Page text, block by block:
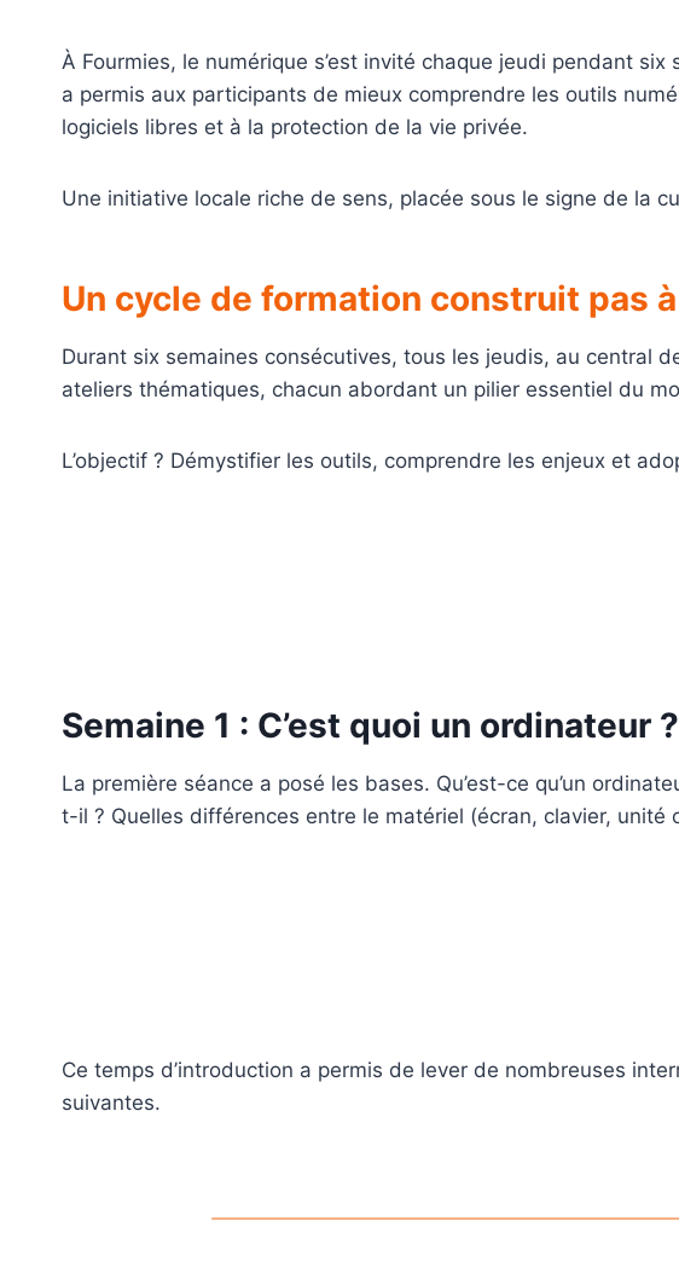
À Fourmies, le numérique s’est invité chaque jeudi pendant
a permis aux participants de mieux comprendre les outils
logiciels libres et à la protection de la vie privée.
Une initiative locale riche de sens, placée sous le signe de la
Un cycle de formation construit pas
Durant six semaines consécutives, tous les jeudis, au central
ateliers thématiques, chacun abordant un pilier essentiel du
L’objectif ? Démystifier les outils, comprendre les enjeux et
Semaine 1 : C’est quoi un ordinateur ?
La première séance a posé les bases. Qu’est-ce qu’un
t-il ? Quelles différences entre le matériel (écran, clavier, unité
Ce temps d’introduction a permis de lever de nombreuses
suivantes.